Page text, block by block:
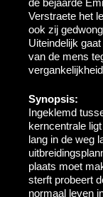
Verstraete het
ook zij
Uiteindelijk
van de mens
Synopsis:
Ingeklemd
kerncentrale
lang in de weg
plaats moet
sterft probeert
normaal leven